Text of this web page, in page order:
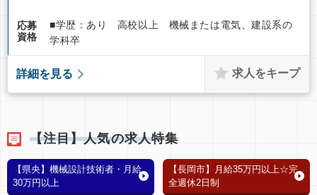
応募
資格
■学歴：あり 高校以上 機械または電気、建設系の
学科卒
詳細を見る 求人をキープ
【注目】人気の求人特集
【県央】機械設計技術者・月給
30万円以上
【長岡市】月給35万円以上☆完
全週休2日制